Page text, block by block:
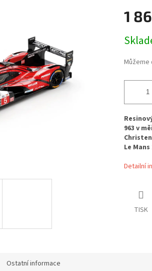
1
cena:
Můžeme
963 v
Le Mans
Detailní
TISK
Ostatní informace